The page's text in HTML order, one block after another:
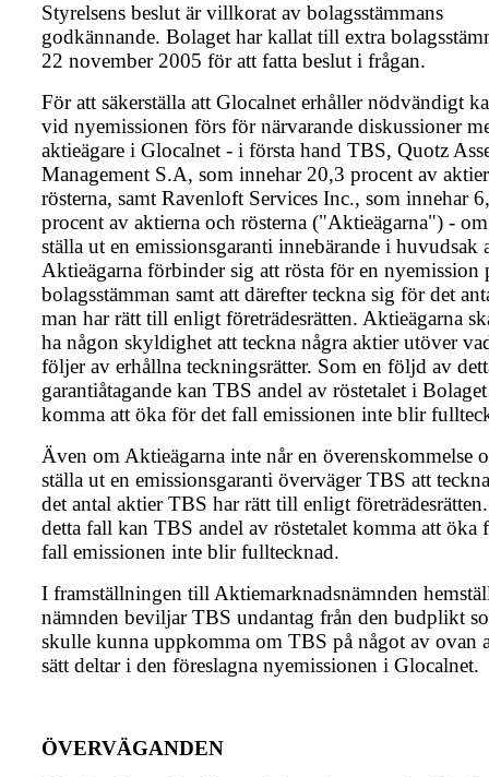
Styrelsens beslut är villkorat av bolagsstämmans
godkännande. Bolaget har kallat till extra
22 november 2005 för att fatta beslut i frågan.
För att säkerställa att Glocalnet erhåller nödvändigt
vid nyemissionen förs för närvarande diskussioner
aktieägare i Glocalnet - i första hand TBS, Quotz
Management S.A, som innehar 20,3 procent av
rösterna, samt Ravenloft Services Inc., som innehar
procent av aktierna och rösterna ("Aktieägarna") -
ställa ut en emissionsgaranti innebärande i huvudsak
Aktieägarna förbinder sig att rösta för en nyemission
bolagsstämman samt att därefter teckna sig för det
man har rätt till enligt företrädesrätten. Aktieägarna
ha någon skyldighet att teckna några aktier utöver
följer av erhållna teckningsrätter. Som en följd av
garantiåtagande kan TBS andel av röstetalet i Bolaget
komma att öka för det fall emissionen inte blir
Även om Aktieägarna inte når en överenskommelse
ställa ut en emissionsgaranti överväger TBS att
det antal aktier TBS har rätt till enligt
detta fall kan TBS andel av röstetalet komma att öka
fall emissionen inte blir fulltecknad.
I framställningen till Aktiemarknadsnämnden
nämnden beviljar TBS undantag från den budplikt
skulle kunna uppkomma om TBS på något av ovan
sätt deltar i den föreslagna nyemissionen i Glocalnet.
ÖVERVÄGANDEN